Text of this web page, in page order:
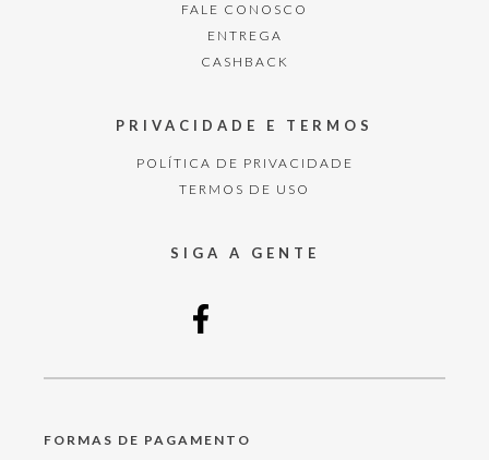
FALE CONOSCO
ENTREGA
CASHBACK
PRIVACIDADE E TERMOS
POLÍTICA DE PRIVACIDADE
TERMOS DE USO
SIGA A GENTE
FORMAS DE PAGAMENTO